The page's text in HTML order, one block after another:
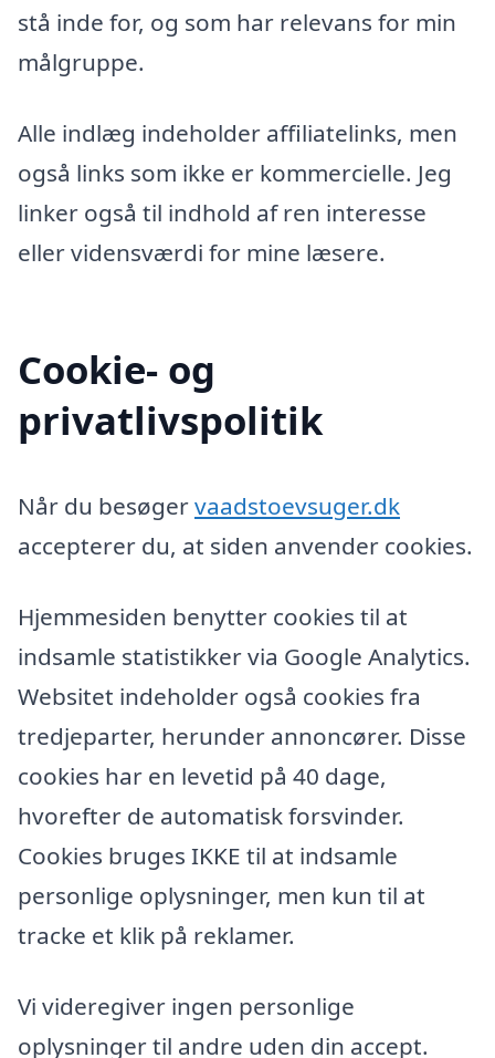
stå inde for, og som har relevans for min
målgruppe.
Alle indlæg indeholder affiliatelinks, men
også links som ikke er kommercielle. Jeg
linker også til indhold af ren interesse
eller vidensværdi for mine læsere.
Cookie- og
privatlivspolitik
Når du besøgervaadstoevsuger.dk
accepterer du, at siden anvender cookies.
Hjemmesiden benytter cookies til at
indsamle statistikker via Google Analytics.
Websitet indeholder også cookies fra
tredjeparter, herunder annoncører. Disse
cookies har en levetid på 40 dage,
hvorefter de automatisk forsvinder.
Cookies bruges IKKE til at indsamle
personlige oplysninger, men kun til at
tracke et klik på reklamer.
Vi videregiver ingen personlige
oplysninger til andre uden din accept.